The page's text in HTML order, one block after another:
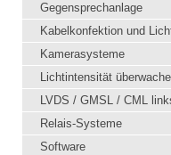
Gegensprechanlage
Kabelkonfektion und
Kamerasysteme
Lichtintensität
LVDS / GMSL / CML
Relais-Systeme
Software